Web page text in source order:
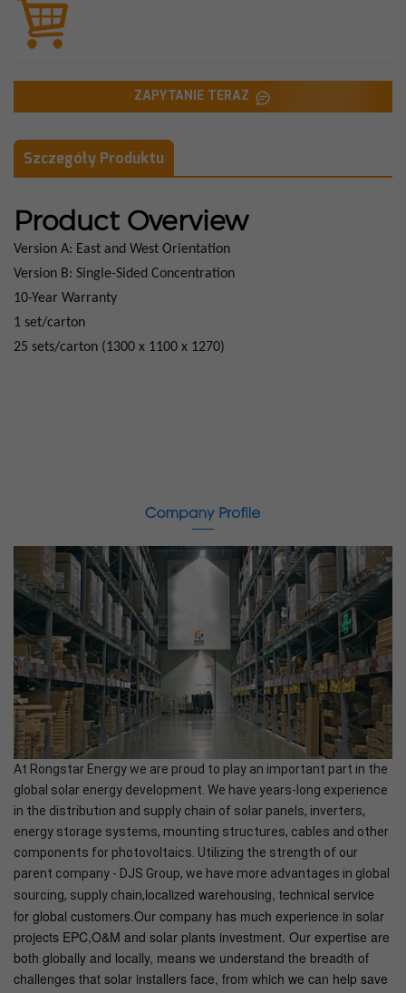
ZAPYTANIE TERAZ
Szczegóły Produktu
Product Overview
Version A: East and West Orientation
Version B: Single-Sided Concentration
10-Year Warranty
1 set/carton
25 sets/carton (1300 x 1100 x 1270)
At Rongstar Energy we are proud to play an important part in the
global solar energy development. We have years-long experience
in the distribution and supply chain of solar panels, inverters,
energy storage systems, mounting structures, cables and other
components for photovoltaics. Utilizing the strength of our
parent company - DJS Group, we have more advantages in global
sourcing, supply chain,localized warehousing, technical service
for global customers.Our company has much experience in solar
projects EPC,O&M and solar plants investment. Our expertise are
both globally and locally, means we understand the breadth of
challenges that solar installers face, from which we can help save